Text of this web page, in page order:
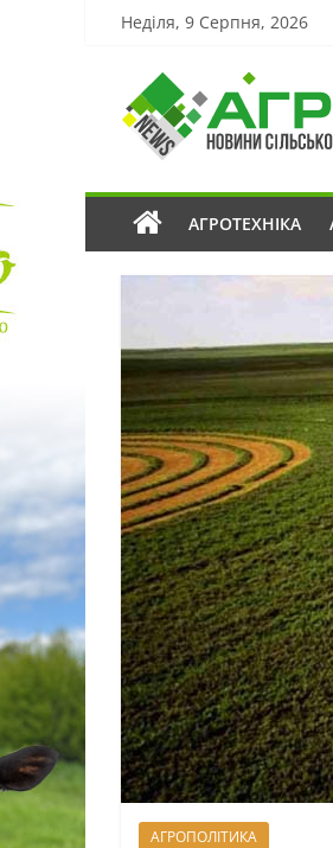
Неділя, 9 Серпня, 2026
АГРОТЕХНІКА
АГРОПОЛІТИКА